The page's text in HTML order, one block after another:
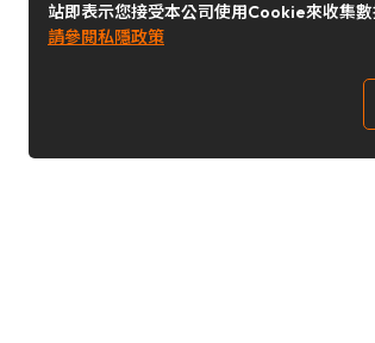
站即表示您接受本公司使用Cookie來收集數
請參閱私隱政策